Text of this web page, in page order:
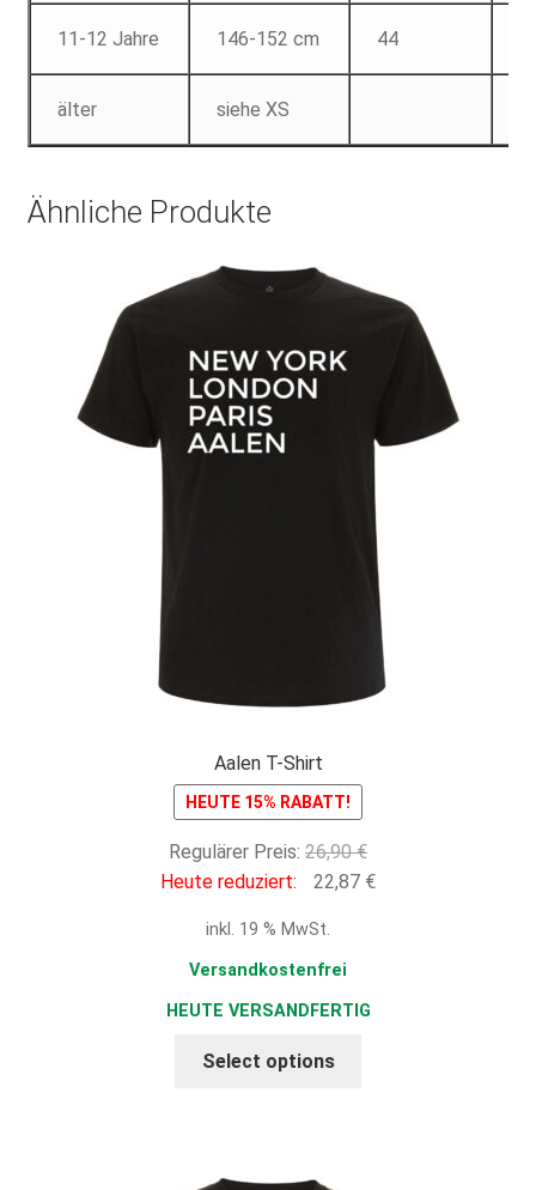
11-12 Jahre 146-152 cm 44
älter siehe XS
Ähnliche Produkte
Aalen T-Shirt
HEUTE 15% RABATT!
Regulärer Preis: 26,90€Ursprünglicher
Preis
Heute reduziert: 22,87 €Aktueller
inkl. 19 % MwSt.
Versandkostenfrei
HEUTE VERSANDFERTIG
Select options